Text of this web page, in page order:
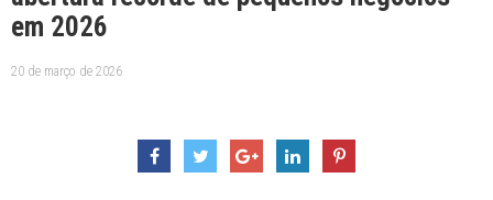
em 2026
20 de março de 2026